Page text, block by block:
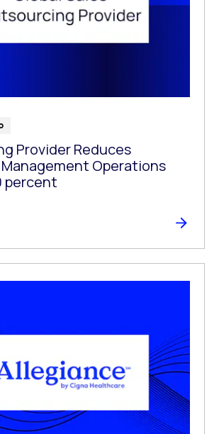
Provider Reduces
Operations
percent